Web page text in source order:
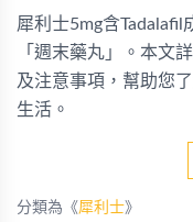
犀利士5mg含
「週末藥丸」。本文
及注意事項，幫助您
生活。
分類為《犀利士》